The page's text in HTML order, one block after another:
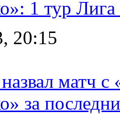
1 тур
20:15
матч
за